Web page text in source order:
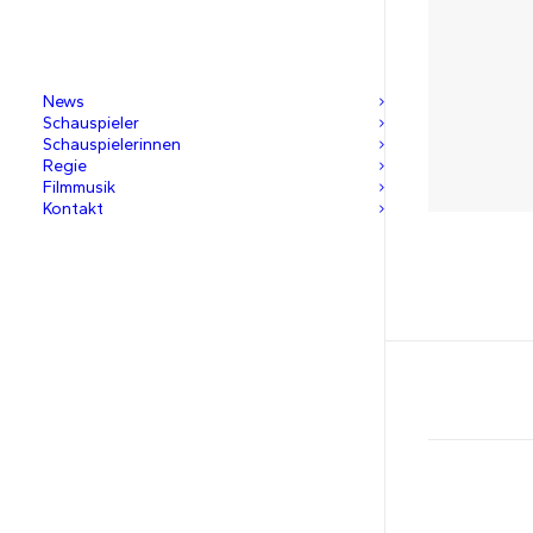
News
Schauspieler
Schauspielerinnen
Regie
Filmmusik
Kontakt